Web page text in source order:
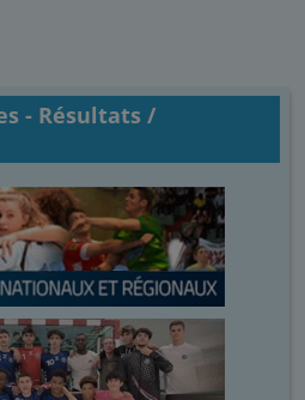
- Résultats /